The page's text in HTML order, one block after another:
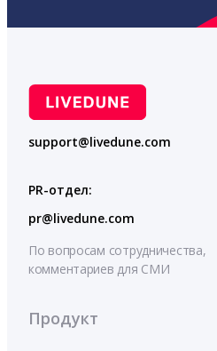
support@livedune.com
PR-отдел:
pr@livedune.com
По вопросам сотрудничества,
комментариев для СМИ
Продукт